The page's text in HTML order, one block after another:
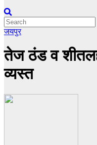
जयपुर
तेज ठंड व
व्यस्त